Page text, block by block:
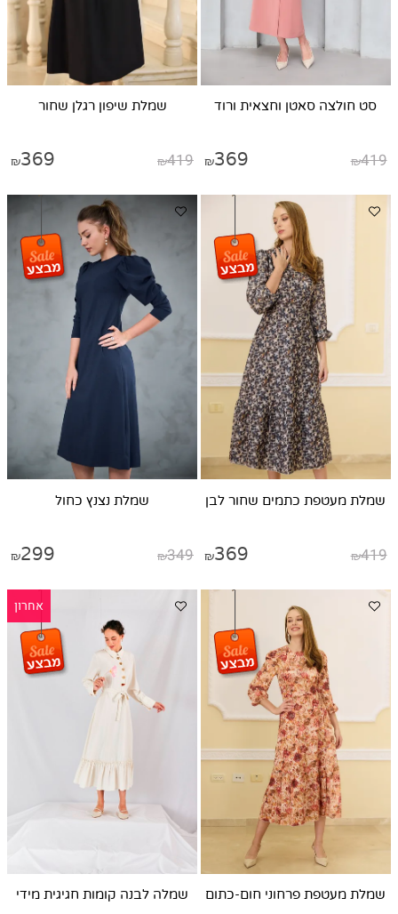
סט חולצה סאטן וחצאית ורוד
₪419
₪369
שמלת שיפון רגלן שחור
₪419
₪369
שמלת מעטפת כתמים שחור לבן
₪419
₪369
שמלת נצנץ כחול
₪349
₪299
שמלת מעטפת פרחוני חום-כתום
אחרון
שמלה לבנה קומות חגיגית מידי